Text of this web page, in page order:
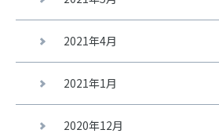
2021年4月
2021年1月
2020年12月